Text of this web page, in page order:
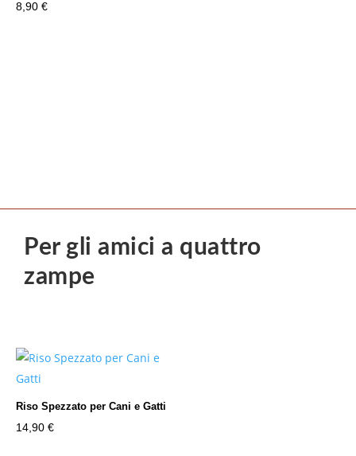
8,90 €
Per gli amici a quattro
zampe
Riso Spezzato per Cani e Gatti
14,90 €